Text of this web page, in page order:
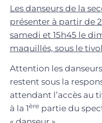
Les danseurs de la
présenter à partir de
samedi et 15h45 le
maquillés, sous le
Attention les
restent sous la
attendant l’accès au
à la 1ère partie du